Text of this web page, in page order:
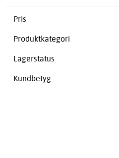
Pris
Produktkategori
Lagerstatus
Kundbetyg